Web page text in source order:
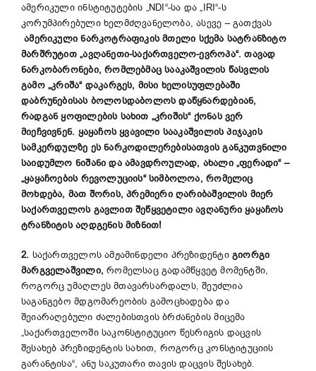
ამერიკული ინსტიტუტების „NDI“-სა და „IRI“-ს
კორუმპირებული ხელმძღვანელობა, ასევე – გათქვას
ამერიკული ნარკოტრაფიკის მთელი სქემა სატრანზიტო
მარშრუტით „ავღანეთი-საქართველო-ევროპა“. თავად
ნარკობარონები, რომლებმაც სააკაშვილის წასვლის
გამო „კრიშა“ დაკარგეს, მისი ხელისუფლებაში
დაბრუნებისას ბოლოსდაბოლოს დაწყნარდებიან,
რადგან ყოფილების სახით „კრიშის“ ქონას ვერ
მიეჩვივნენ. ყაყაჩოს ყვავილი სააკაშვილის პიჯაკის
სამკერდულზე ეს ნარკოდილერებისათვის განკუთვნილი
საიდუმლო ნიშანი და ამავდროულად, ახალი „ფერადი“ –
„ყაყაჩოების რევოლუციის“ სიმბოლოა, რომელიც
მოხდება, მათ შორის, პრემიერი ღარიბაშვილის მიერ
საქართველოს გავლით შეწყვეტილი ავღანური ყაყაჩოს
ტრანზიტის აღდგენის მიზნით!
2. საქართველოს ამჟამინდელი პრეზიდენტი გიორგი
მარგველაშვილი, რომელსაც გადამწყვეტ მომენტში,
როგორც უმაღლეს მთავარსარდალს, შეუძლია
საგანგებო მდგომარეობის გამოცხადება და
შეიარაღებული ძალებისთვის ბრძანების მიცემა
„საქართველოში საკონსტიტუციო წესრიგის დაცვის
შესახებ პრეზიდენტის სახით, როგორც კონსტიტუციის
გარანტისა“, ანუ საკუთარი თავის დაცვის შესახებ.